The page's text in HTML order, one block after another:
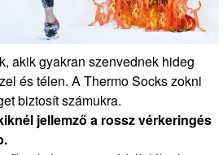
akik gyakran szenvednek hideg
és télen. A Thermo Socks zokni
biztosít számukra.
jellemző a rossz vérkeringés